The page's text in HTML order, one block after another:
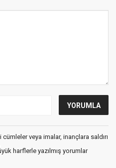
veya imalar, inançlara saldırı
harflerle yazılmış yorumlar